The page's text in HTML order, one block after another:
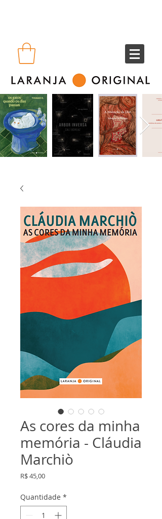
As cores da minha
memória - Cláudia
Marchiò
R$ 45,00Preço
Quantidade *